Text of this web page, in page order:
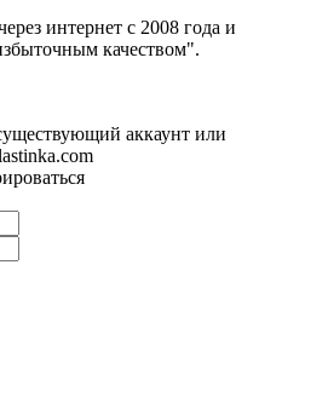
интернет c 2008 года и
качеством".
аккаунт или